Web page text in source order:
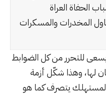
الحفاة العراة
المخدرات والمسكرات
للتحرر من كل الضوابط
لها، وهذا شكّل أزمة
يتصرف كما هو